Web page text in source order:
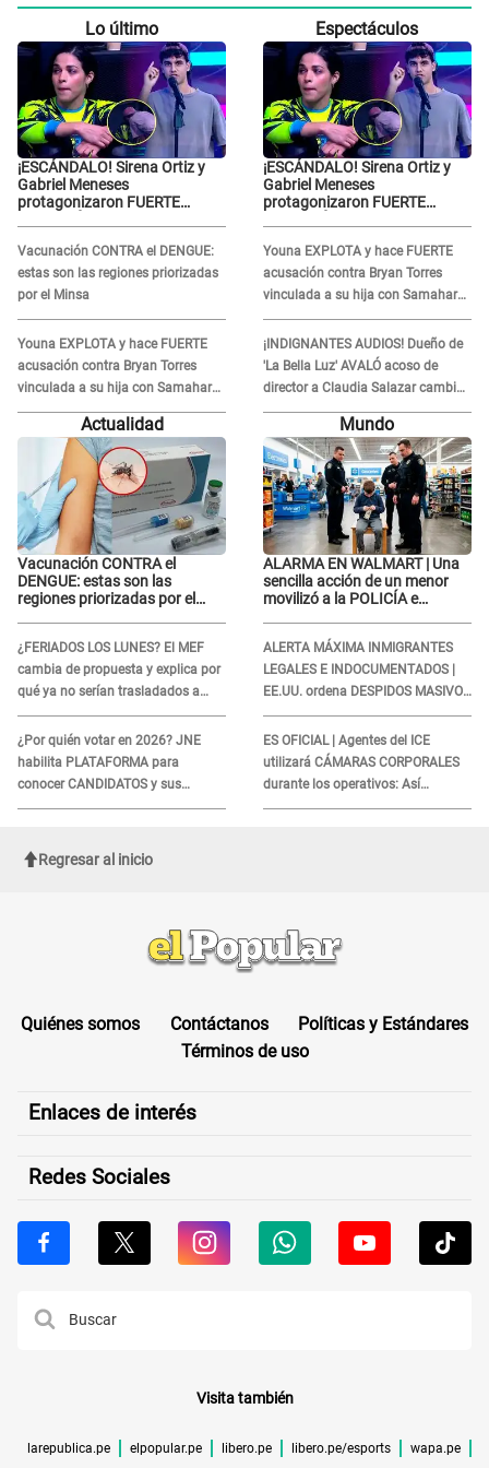
Lo último
¡ESCÁNDALO! Sirena Ortiz y
Gabriel Meneses
protagonizaron FUERTE
Vacunación CONTRA el DENGUE:
estas son las regiones priorizadas
por el Minsa
Youna EXPLOTA y hace FUERTE
acusación contra Bryan Torres
vinculada a su hija con Samahara
Lobatón: "Le volvió a..."
Espectáculos
¡ESCÁNDALO! Sirena Ortiz y
Gabriel Meneses
protagonizaron FUERTE
Youna EXPLOTA y hace FUERTE
acusación contra Bryan Torres
vinculada a su hija con Samahara
Lobatón: "Le volvió a..."
¡INDIGNANTES AUDIOS! Dueño de
'La Bella Luz' AVALÓ acoso de
director a Claudia Salazar cambio
de darle TEMAS musicales:
Actualidad
Vacunación CONTRA el
DENGUE: estas son las
regiones priorizadas por el
¿FERIADOS LOS LUNES? El MEF
cambia de propuesta y explica por
qué ya no serían trasladados a
viernes
¿Por quién votar en 2026? JNE
habilita PLATAFORMA para
conocer CANDIDATOS y sus
propuestas
Mundo
ALARMA EN WALMART | Una
sencilla acción de un menor
movilizó a la POLICÍA e
ALERTA MÁXIMA INMIGRANTES
LEGALES E INDOCUMENTADOS |
EE.UU. ordena DESPIDOS MASIVOS
y DEPORTACIONES a estos
extranjeros
ES OFICIAL | Agentes del ICE
utilizará CÁMARAS CORPORALES
durante los operativos: Así
afectará a inmigrantes
Regresar al inicio
Quiénes somos Contáctanos
Políticas y Estándares
Términos de uso
Enlaces de interés
Redes Sociales
Visita también
larepublica.pe elpopular.pe libero.pe libero.pe/esports wapa.pe